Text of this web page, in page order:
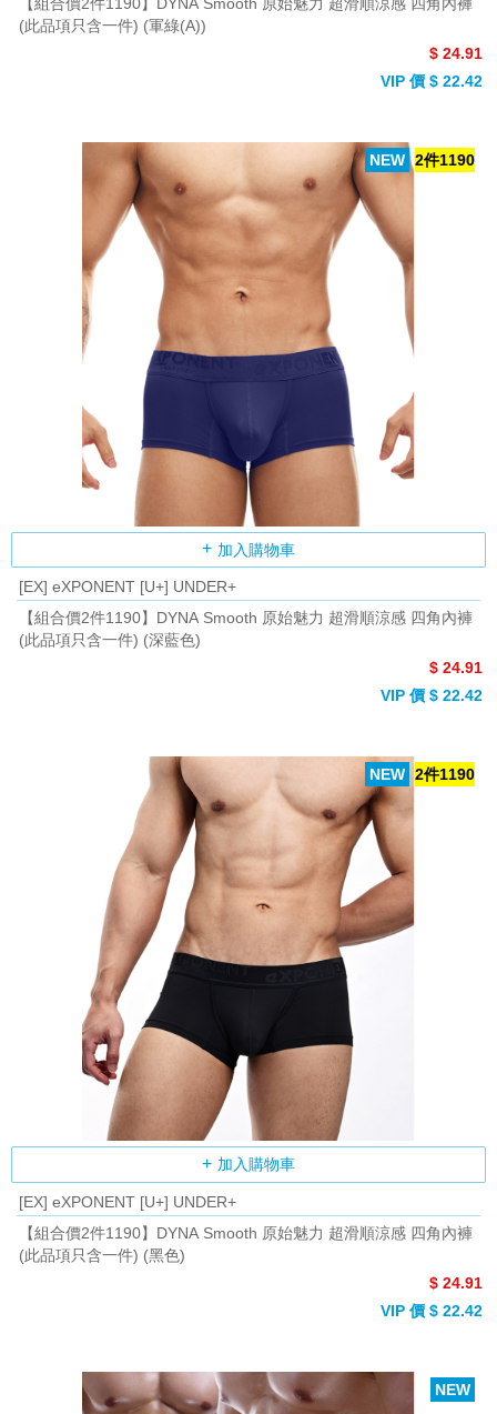
(此品項只含一件) (軍綠(A))
$ 24.91
VIP 價 $ 22.42
加入購物車
[EX] eXPONENT [U+] UNDER+
【組合價2件1190】DYNA Smooth 原始魅力 超滑順涼感 四角內褲
(此品項只含一件) (深藍色)
$ 24.91
VIP 價 $ 22.42
NEW 2件1190
加入購物車
[EX] eXPONENT [U+] UNDER+
【組合價2件1190】DYNA Smooth 原始魅力 超滑順涼感 四角內褲
(此品項只含一件) (黑色)
$ 24.91
VIP 價 $ 22.42
NEW 2件1190
NEW